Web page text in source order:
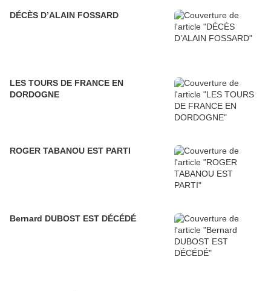
DÉCÈS D’ALAIN FOSSARD
LES TOURS DE FRANCE EN
DORDOGNE
ROGER TABANOU EST PARTI
Bernard DUBOST EST DÉCÉDÉ